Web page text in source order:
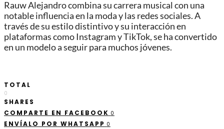
Rauw Alejandro combina su carrera musical con una
notable influencia en la moda y las redes sociales. A
través de su estilo distintivo y su interacción en
plataformas como Instagram y TikTok, se ha convertido
en un modelo a seguir para muchos jóvenes.
TOTAL
0
SHARES
COMPARTE EN FACEBOOK 0
ENVÍALO POR WHATSAPP 0